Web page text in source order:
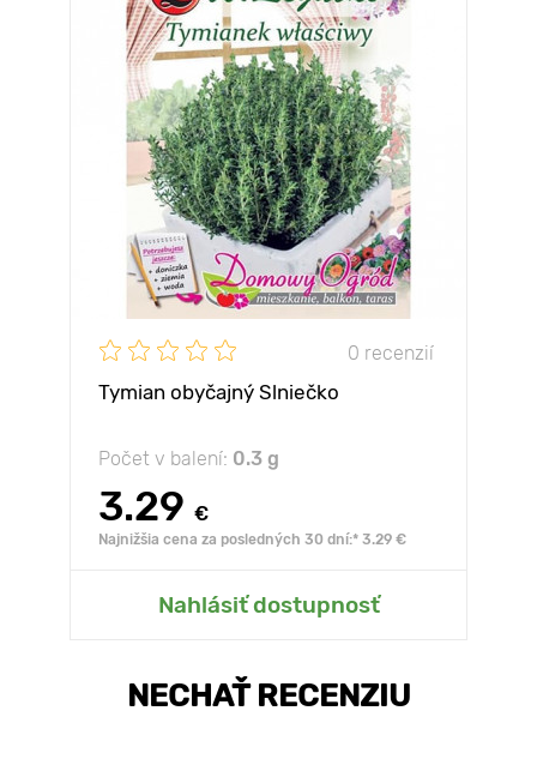
0 recenzií
Tymian obyčajný Slniečko
Počet v balení: 0.3 g
3.29 €
Najnižšia cena za posledných 30 dní:* 3.29 €
Nahlásiť dostupnosť
NECHAŤ RECENZIU